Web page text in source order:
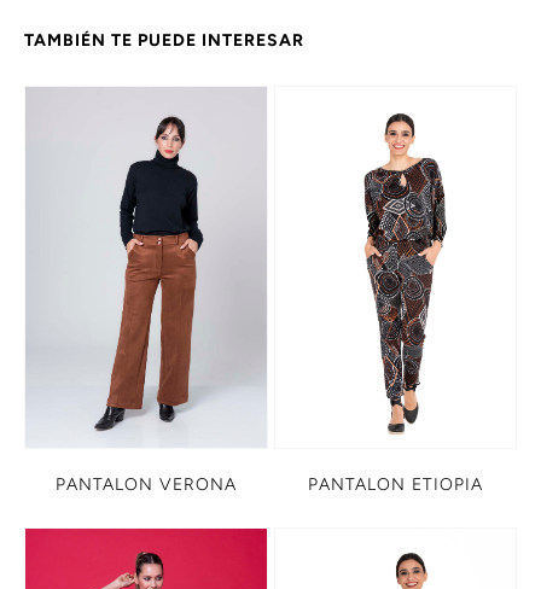
TAMBIÉN TE PUEDE INTERESAR
PANTALON VERONA PANTALON ETIOPIA